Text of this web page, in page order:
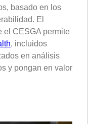
basado en los
El
el CESGA permite
, incluidos
en análisis
y pongan en valor